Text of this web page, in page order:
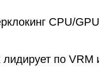
CPU/
по VRM